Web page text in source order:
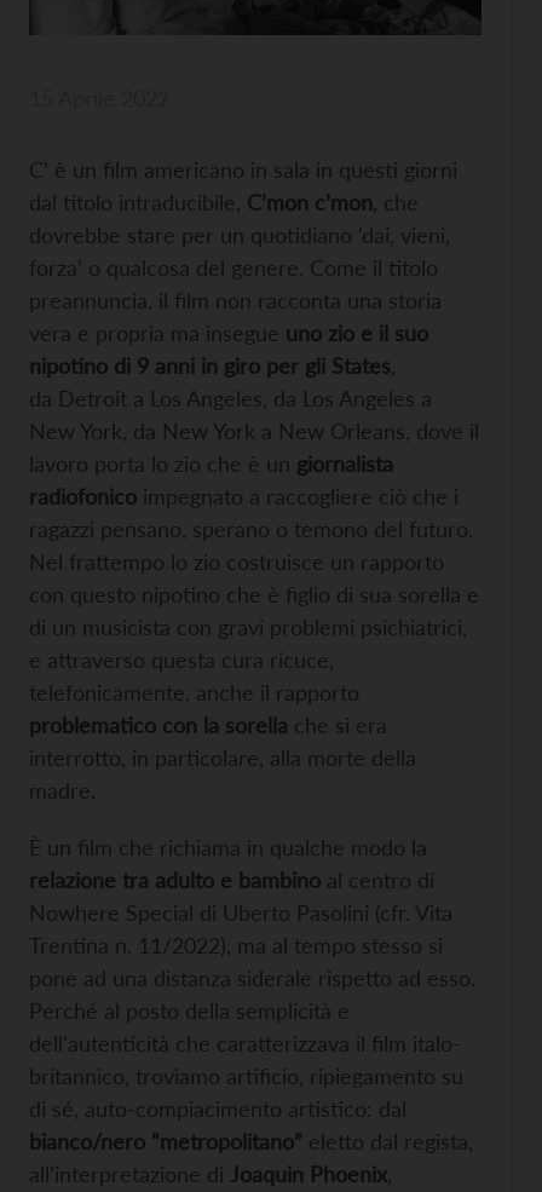
C’ è un film americano in sala in questi giorni
dal titolo intraducibile, C’mon c’mon, che
dovrebbe stare per un quotidiano ‘dai, vieni,
forza’ o qualcosa del genere. Come il titolo
preannuncia, il film non racconta una storia
vera e propria ma insegue uno zio e il suo
nipotino di 9 anni in giro per gli States,
da Detroit a Los Angeles, da Los Angeles a
New York, da New York a New Orleans, dove il
lavoro porta lo zio che è un giornalista
radiofonico impegnato a raccogliere ciò che i
ragazzi pensano, sperano o temono del futuro.
Nel frattempo lo zio costruisce un rapporto
con questo nipotino che è figlio di sua sorella e
di un musicista con gravi problemi psichiatrici,
e attraverso questa cura ricuce,
telefonicamente, anche il rapporto
problematico con la sorella che si era
interrotto, in particolare, alla morte della
madre.
È un film che richiama in qualche modo la
relazione tra adulto e bambino al centro di
Nowhere Special di Uberto Pasolini (cfr. Vita
Trentina n. 11/2022), ma al tempo stesso si
pone ad una distanza siderale rispetto ad esso.
Perché al posto della semplicità e
dell’autenticità che caratterizzava il film italo-
britannico, troviamo artificio, ripiegamento su
di sé, auto-compiacimento artistico: dal
bianco/nero “metropolitano” eletto dal regista,
all’interpretazione di Joaquin Phoenix,